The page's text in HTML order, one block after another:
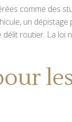
comme des
un
routier. La loi